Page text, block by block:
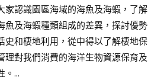
家認識園區海域的海魚及海蝦，了解
魚及海蝦種類組成的差異，探討優勢
史和棲地利用，從中得以了解棲地保
理對我們消費的海洋生物資源保育及
。...